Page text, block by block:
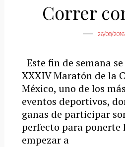
Correr
26/08/2016
Este fin de semana
XXXIV Maratón de la
México, uno de los
eventos deportivos,
ganas de participar
perfecto para ponerte
empezar a